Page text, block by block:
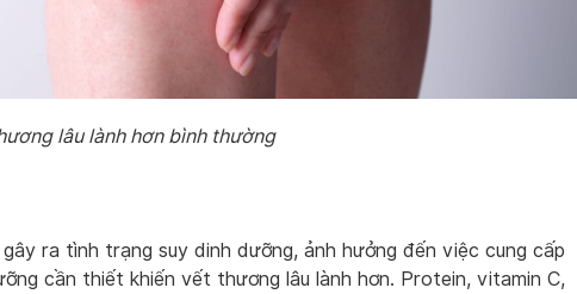
lâu lành hơn bình thường
ra tình trạng suy dinh dưỡng, ảnh hưởng đến việc cung cấp
cần thiết khiến vết thương lâu lành hơn. Protein, vitamin C,